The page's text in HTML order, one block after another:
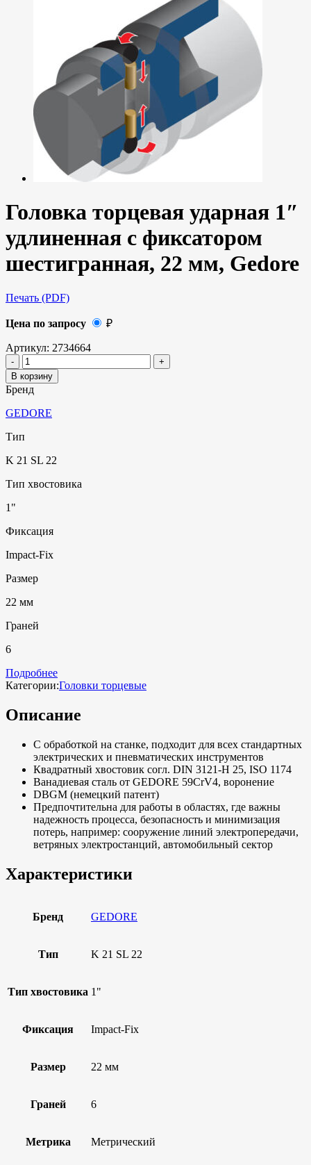
Головка торцевая ударная 1″
удлиненная с фиксатором
шестигранная, 22 мм, Gedore
Печать (PDF)
Цена по запросу ₽
Артикул: 2734664
В корзину
Бренд
GEDORE
Тип
K 21 SL 22
Тип хвостовика
1"
Фиксация
Impact-Fix
Размер
22 мм
Граней
6
Подробнее
Категории:Головки торцевые
Описание
С обработкой на станке, подходит для всех стандартных
электрических и пневматических инструментов
Квадратный хвостовик согл. DIN 3121-H 25, ISO 1174
Ванадиевая сталь от GEDORE 59CrV4, воронение
DBGM (немецкий патент)
Предпочтительна для работы в областях, где важны
надежность процесса, безопасность и минимизация
потерь, например: сооружение линий электропередачи,
ветряных электростанций, автомобильный сектор
Характеристики
Бренд GEDORE
Тип K 21 SL 22
Тип хвостовика 1"
Фиксация Impact-Fix
Размер 22 мм
Граней 6
Метрика Метрический